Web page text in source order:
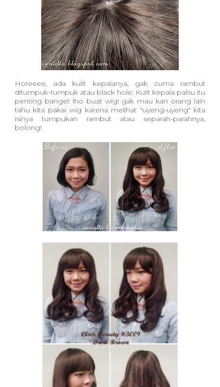
Horeeee, ada kulit kepalanya, gak cuma rambut
ditumpuk-tumpuk atau black hole. Kulit kepala palsu itu
penting banget lho buat wig! gak mau kan orang lain
tahu kita pakai wig karena melihat "uyeng-uyeng" kita
isinya tumpukan rambut atau separah-parahnya,
bolong!